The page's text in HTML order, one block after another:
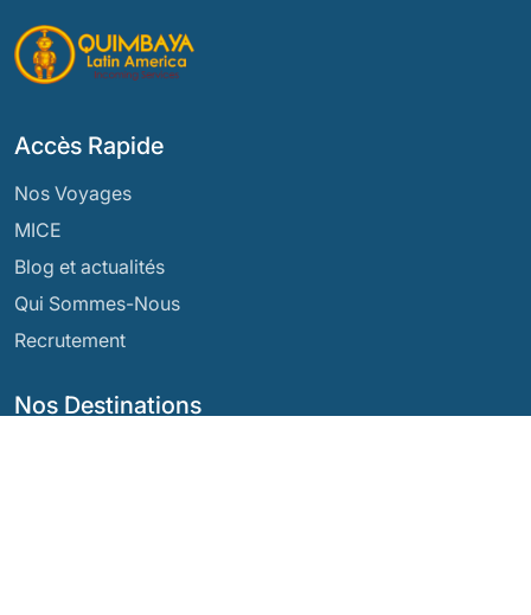
Nos Destinations
Accès Rapide
Nos Voyages
MICE
Blog et actualités
Qui Sommes-Nous
Recrutement